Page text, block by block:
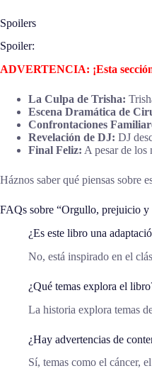
Spoilers
Spoiler:
ADVERTENCIA: ¡Esta
La Culpa de Trisha:
Escena Dramática de
Confrontaciones
Revelación de DJ: DJ
Final Feliz: A pesar de los
Háznos saber qué piensas sobre
FAQs sobre “Orgullo, prejuicio y
¿Es este libro una
No, está inspirado en el
¿Qué temas explora el
La historia explora temas
¿Hay advertencias de
Sí, temas como el cáncer,